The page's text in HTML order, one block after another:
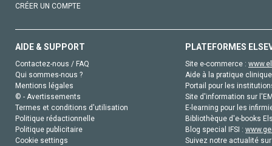
CRÉER UN COMPTE
AIDE & SUPPORT
Contactez-nous / FAQ
Qui sommes-nous ?
Mentions légales
© - Avertissements
Termes et conditions d'utilisation
Politique rédactionnelle
Politique publicitaire
Cookie settings
PLATEFORMES
Site e-commerce :
Aide à la pratique
Portail pour les
Site d'information sur
E-learning pour les
Bibliothèque d'e-books
Blog special IFSI :
Suivez notre actualité